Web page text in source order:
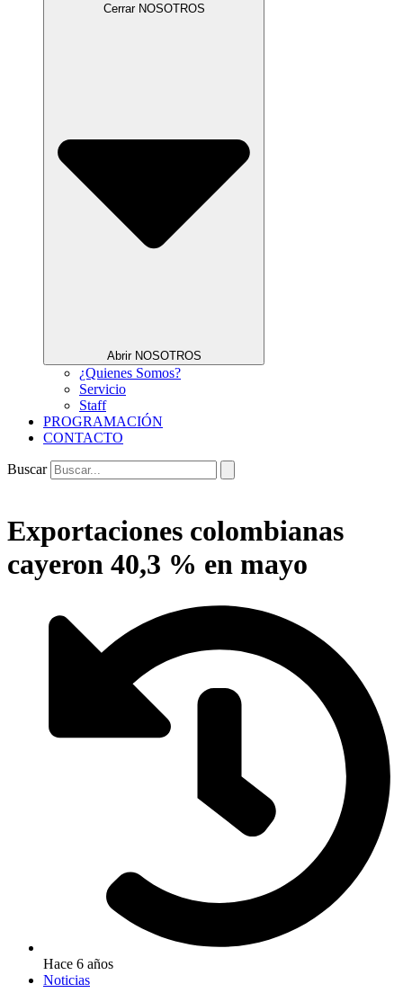
Cerrar NOSOTROS
Abrir NOSOTROS
¿Quienes Somos?
Servicio
Staff
PROGRAMACIÓN
CONTACTO
Buscar
Exportaciones colombianas
cayeron 40,3 % en mayo
Hace 6 años
Noticias